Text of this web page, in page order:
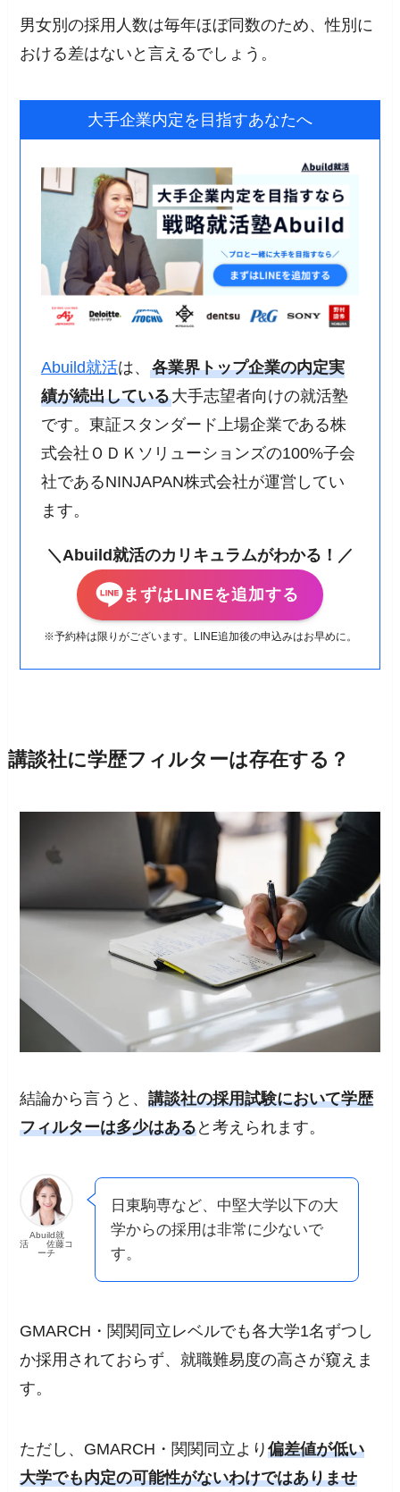
男女別の採用人数は毎年ほぼ同数のため、性別に
おける差はないと言えるでしょう。
大手企業内定を目指すあなたへ
Abuild就活は、 各業界トップ企業の内定実
績が続出している大手志望者向けの就活塾
です。東証スタンダード上場企業である株
式会社ＯＤＫソリューションズの100%子会
社であるNINJAPAN株式会社が運営してい
ます。
＼Abuild就活のカリキュラムがわかる！／
まずはLINEを追加する
※予約枠は限りがございます。LINE追加後の申込みはお早めに。
講談社に学歴フィルターは存在する？
結論から言うと、講談社の採用試験において学歴
フィルターは多少はあると考えられます。
Abuild就
活 佐藤コ
ーチ
日東駒専など、中堅大学以下の大
学からの採用は非常に少ないで
す。
GMARCH・関関同立レベルでも各大学1名ずつし
か採用されておらず、就職難易度の高さが窺えま
す。
ただし、GMARCH・関関同立より偏差値が低い
大学でも内定の可能性がないわけではありませ